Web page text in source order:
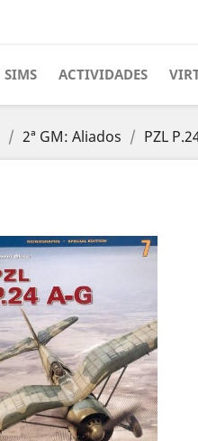
SIMS ACTIVIDADES
2ª GM: Aliados PZL